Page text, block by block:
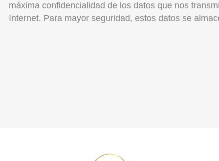
máxima confidencialidad de los datos que nos
Internet. Para mayor seguridad, estos datos se